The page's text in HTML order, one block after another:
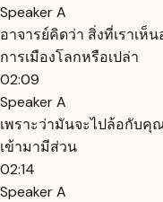
Speaker A
อาจารย์คิดว่า สิ่งที่เราเห็
การเมืองโลกหรือเปล่า
02:09
Speaker A
เพราะว่ามันจะไปล้อกับคุ
เข้ามามีส่วน
02:14
Speaker A